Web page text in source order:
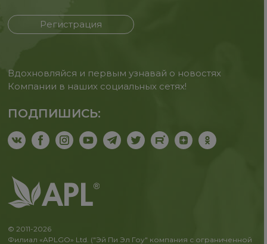
Регистрация
Вдохновляйся и первым узнавай о новостях
Компании в наших социальных сетях!
ПОДПИШИСЬ:
© 2011-2026
Филиал «APLGO» Ltd. ("Эй Пи Эл Гоу" компания с ограниченной